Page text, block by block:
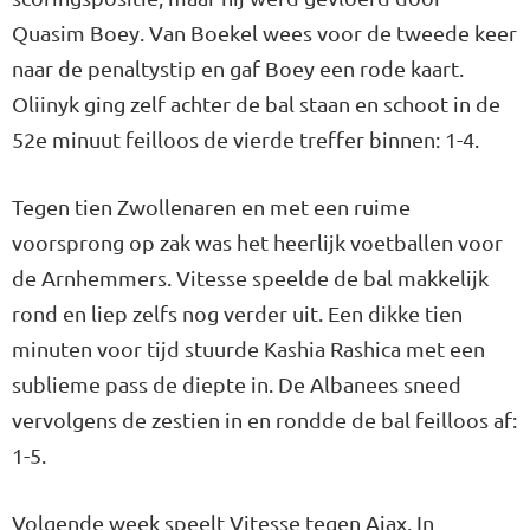
Quasim Boey. Van Boekel wees voor de tweede keer
naar de penaltystip en gaf Boey een rode kaart.
Oliinyk ging zelf achter de bal staan en schoot in de
52e minuut feilloos de vierde treffer binnen: 1-4.
Tegen tien Zwollenaren en met een ruime
voorsprong op zak was het heerlijk voetballen voor
de Arnhemmers. Vitesse speelde de bal makkelijk
rond en liep zelfs nog verder uit. Een dikke tien
minuten voor tijd stuurde Kashia Rashica met een
sublieme pass de diepte in. De Albanees sneed
vervolgens de zestien in en rondde de bal feilloos af:
1-5.
Volgende week speelt Vitesse tegen Ajax. In